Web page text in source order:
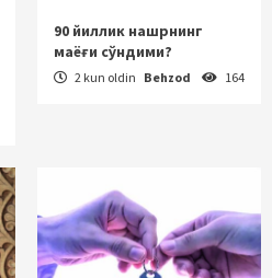
90 йиллик нашрнинг
маёғи сўндими?
2 kun oldin Behzod 164